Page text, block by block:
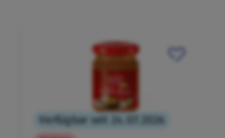
Verfügbar seit 24.07.2026